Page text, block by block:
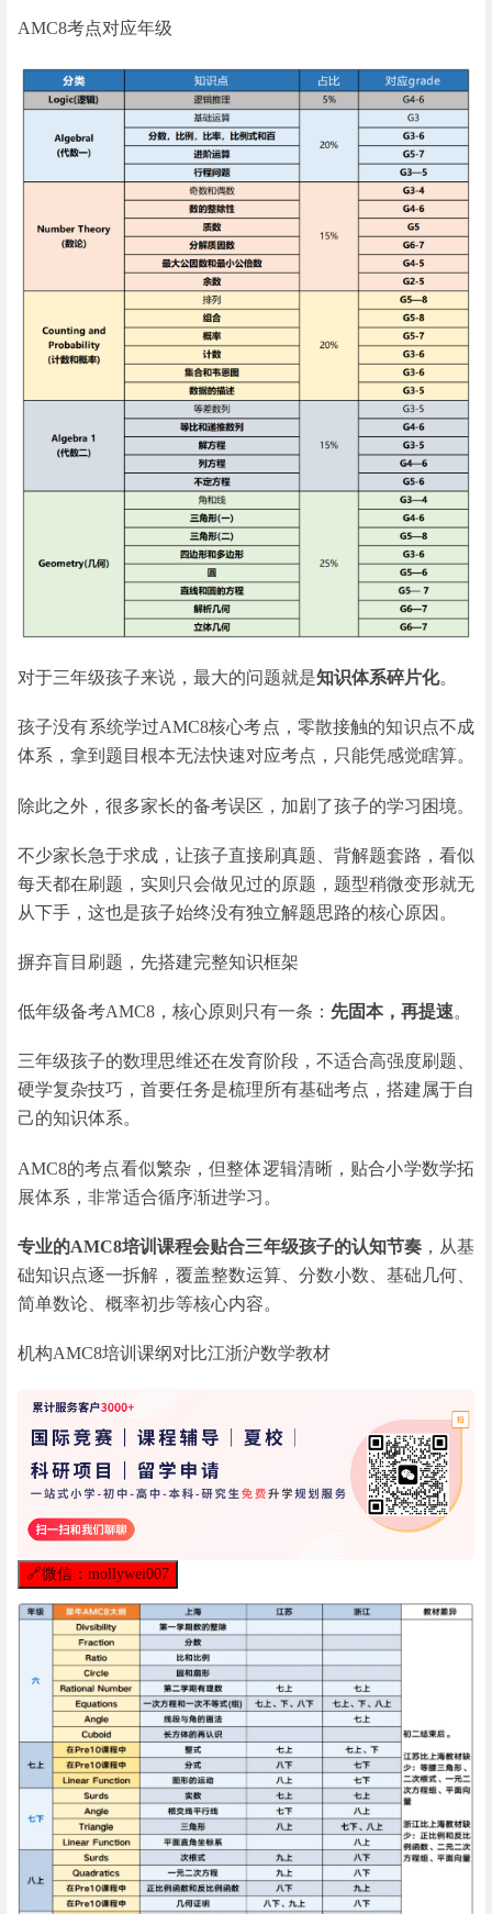
AMC8考点对应年级
对于三年级孩子来说，最大的问题就是知识体系碎片化。
孩子没有系统学过AMC8核心考点，零散接触的知识点不成
体系，拿到题目根本无法快速对应考点，只能凭感觉瞎算。
除此之外，很多家长的备考误区，加剧了孩子的学习困境。
不少家长急于求成，让孩子直接刷真题、背解题套路，看似
每天都在刷题，实则只会做见过的原题，题型稍微变形就无
从下手，这也是孩子始终没有独立解题思路的核心原因。
摒弃盲目刷题，先搭建完整知识框架
低年级备考AMC8，核心原则只有一条： 先固本，再提速。
三年级孩子的数理思维还在发育阶段，不适合高强度刷题、
硬学复杂技巧，首要任务是梳理所有基础考点，搭建属于自
己的知识体系。
AMC8的考点看似繁杂，但整体逻辑清晰，贴合小学数学拓
展体系，非常适合循序渐进学习。
专业的AMC8培训课程会贴合三年级孩子的认知节奏，从基
础知识点逐一拆解，覆盖整数运算、分数小数、基础几何、
简单数论、概率初步等核心内容。
机构AMC8培训课纲对比江浙沪数学教材
🔗微信：mollywei007